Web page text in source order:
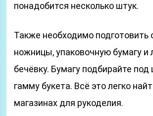
понадобится несколько штук.
Также необходимо подготовить
ножницы, упаковочную бумагу и
бечёвку. Бумагу подбирайте
гамму букета. Всё это легко
магазинах для рукоделия.